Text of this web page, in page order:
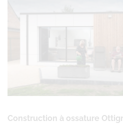
Construction à ossature